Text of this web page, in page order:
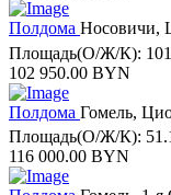
Полдома Носовичи,
Площадь(О/Ж/К):
102 950.00 BYN
Полдома Гомель,
Площадь(О/Ж/К):
116 000.00 BYN